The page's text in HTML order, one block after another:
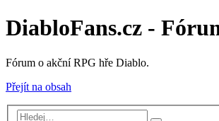
DiabloFans.cz -
Fórum o akční RPG hře Diablo.
Přejít na obsah